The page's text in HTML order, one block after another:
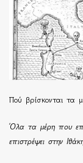
Πού βρίσκονται τα
Όλα τα μέρη που
επιστρέψει στην